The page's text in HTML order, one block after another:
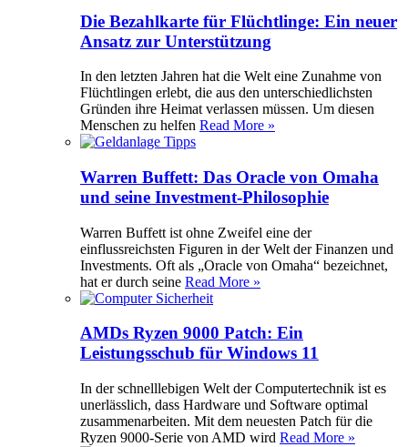
Die Bezahlkarte für Flüchtlinge: Ein neuer
Ansatz zur Unterstützung
In den letzten Jahren hat die Welt eine Zunahme von
Flüchtlingen erlebt, die aus den unterschiedlichsten
Gründen ihre Heimat verlassen müssen. Um diesen
Menschen zu helfen Read More »
Warren Buffett: Das Oracle von Omaha
und seine Investment-Philosophie
Warren Buffett ist ohne Zweifel eine der
einflussreichsten Figuren in der Welt der Finanzen und
Investments. Oft als „Oracle von Omaha“ bezeichnet,
hat er durch seine Read More »
AMDs Ryzen 9000 Patch: Ein
Leistungsschub für Windows 11
In der schnelllebigen Welt der Computertechnik ist es
unerlässlich, dass Hardware und Software optimal
zusammenarbeiten. Mit dem neuesten Patch für die
Ryzen 9000-Serie von AMD wird Read More »